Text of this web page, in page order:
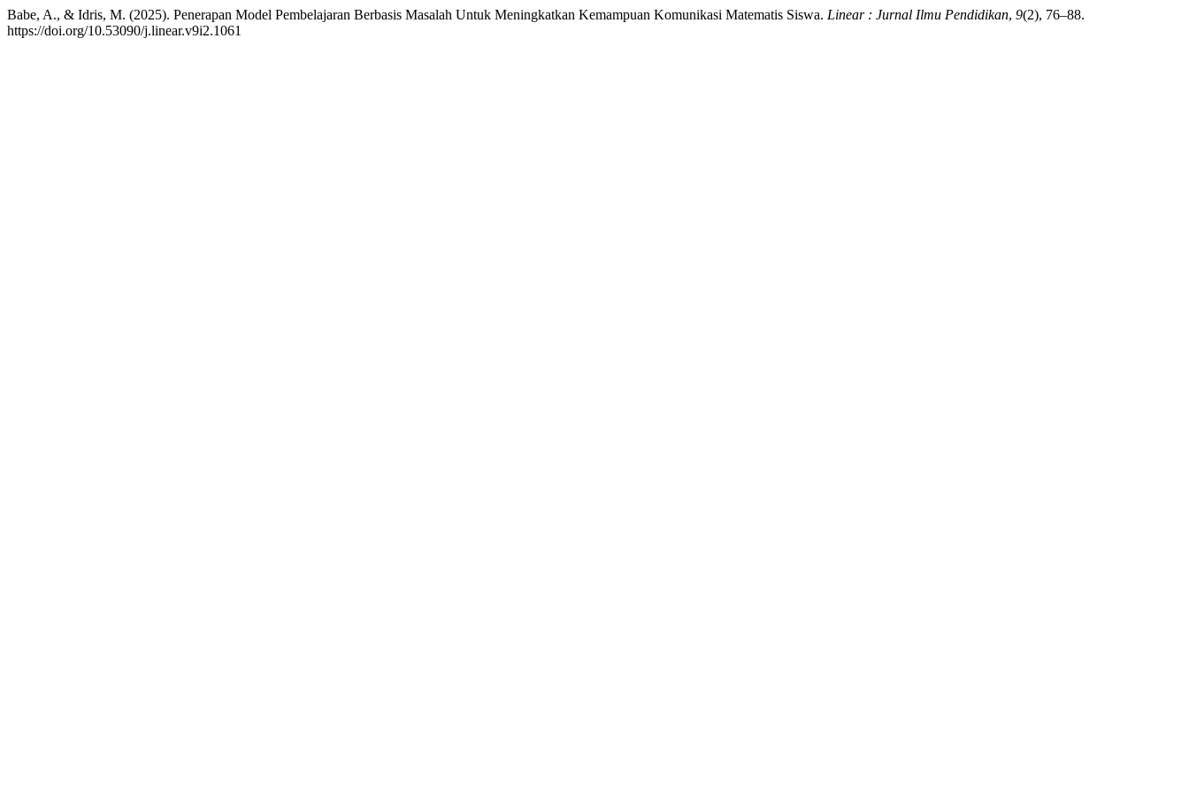
Babe, A., & Idris, M. (2025). Penerapan Model Pembelajaran Berbasis Masalah Untuk Meningkatkan Kemampuan Komunikasi Matematis Siswa. Linear : Jurnal Ilmu Pendidikan, 9(2), 76–88.
https://doi.org/10.53090/j.linear.v9i2.1061